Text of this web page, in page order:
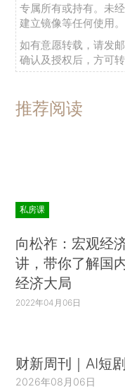
专属所有或持有。未
建立镜像等任何使用。
如有意愿转载，请发
确认及授权后，方可转
推荐阅读
私房课
向松祚：宏观经
讲，带你了解国
经济大局
2022年04月06日
财新周刊｜AI短
2026年08月06日